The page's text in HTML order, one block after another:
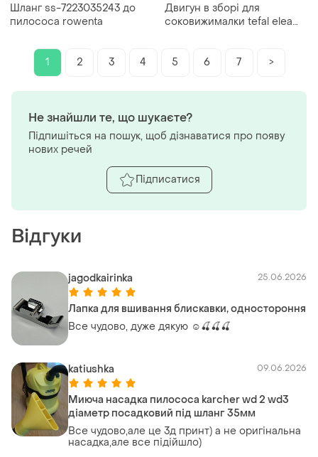
Шланг ss-7223035243 до
пилососа rowenta
Двигун в зборі для
соковижималки tefal elea
1 2 3 4 5 6 7 >
Відгуки
jagodkairinka 25.06.2026
Лапка для вшивання блискавки, одностороння
Все чудово, дуже дякую ☺️🍒🍒🍒
katiushka 09.06.2026
Миюча насадка пилососа karcher wd 2 wd3
діаметр посадковий під шланг 35мм
Все чудово,але це 3д принт) а не оригінальна
насадка,але все підійшло)
Не знайшли те, що шукаєте?
Підпишіться на пошук, щоб дізнаватися про появу
нових речей
Підписатися